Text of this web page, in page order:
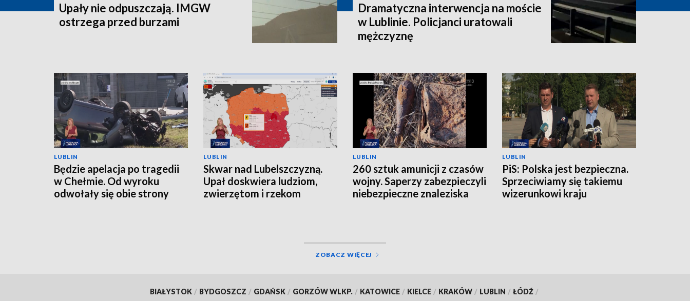
Upały nie odpuszczają. IMGW
ostrzega przed burzami
Dramatyczna interwencja na moście
w Lublinie. Policjanci uratowali
mężczyznę
LUBLIN
Będzie apelacja po tragedii
w Chełmie. Od wyroku
odwołały się obie strony
LUBLIN
Skwar nad Lubelszczyzną.
Upał doskwiera ludziom,
zwierzętom i rzekom
LUBLIN
260 sztuk amunicji z czasów
wojny. Saperzy zabezpieczyli
niebezpieczne znaleziska
LUBLIN
PiS: Polska jest bezpieczna.
Sprzeciwiamy się takiemu
wizerunkowi kraju
ZOBACZ WIĘCEJ
BIAŁYSTOK / BYDGOSZCZ / GDAŃSK / GORZÓW WLKP. / KATOWICE / KIELCE / KRAKÓW / LUBLIN / ŁÓDŹ /